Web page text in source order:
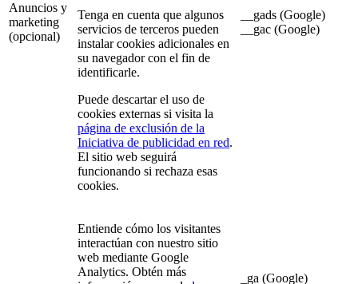
Anuncios y
marketing
(opcional)
Tenga en cuenta que algunos
servicios de terceros pueden
instalar cookies adicionales en
su navegador con el fin de
identificarle.
Puede descartar el uso de
cookies externas si visita la
página de exclusión de la
Iniciativa de publicidad en red.
El sitio web seguirá
funcionando si rechaza esas
cookies.
__gads (Google)
__gac (Google)
Entiende cómo los visitantes
interactúan con nuestro sitio
web mediante Google
Analytics. Obtén más
_ga (Google)